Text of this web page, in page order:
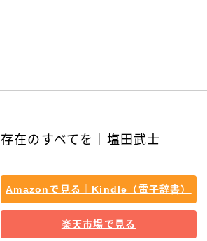
存在のすべてを｜塩田武士
Amazonで見る｜Kindle（電子辞書）
楽天市場で見る